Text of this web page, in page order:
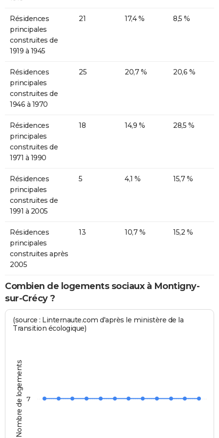
Résidences
principales
construites de
1919 à 1945
21 17,4 % 8,5 %
Résidences
principales
construites de
1946 à 1970
25 20,7 % 20,6 %
Résidences
principales
construites de
1971 à 1990
18 14,9 % 28,5 %
Résidences
principales
construites de
1991 à 2005
5 4,1 % 15,7 %
Résidences
principales
construites après
2005
13 10,7 % 15,2 %
Combien de logements sociaux à Montigny-
sur-Crécy ?
Nombre de logements
(source : Linternaute.com d'après le ministère de la
Transition écologique)
7